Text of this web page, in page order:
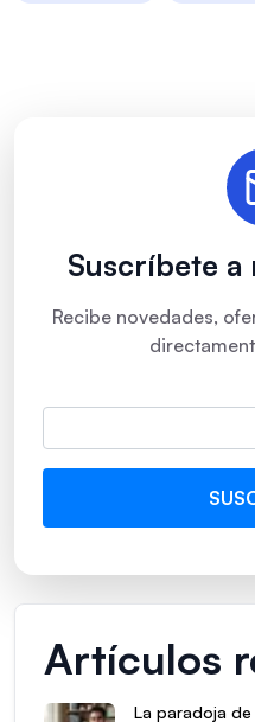
Suscríbete
Recibe novedades,
Artículos
La paradoja